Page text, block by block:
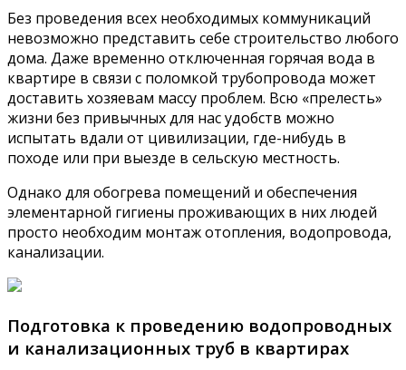
Без проведения всех необходимых коммуникаций
невозможно представить себе строительство любого
дома. Даже временно отключенная горячая вода в
квартире в связи с поломкой трубопровода может
доставить хозяевам массу проблем. Всю «прелесть»
жизни без привычных для нас удобств можно
испытать вдали от цивилизации, где-нибудь в
походе или при выезде в сельскую местность.
Однако для обогрева помещений и обеспечения
элементарной гигиены проживающих в них людей
просто необходим монтаж отопления, водопровода,
канализации.
Подготовка к проведению водопроводных
и канализационных труб в квартирах